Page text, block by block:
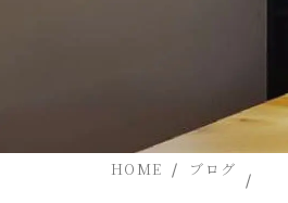
HOME ブログ